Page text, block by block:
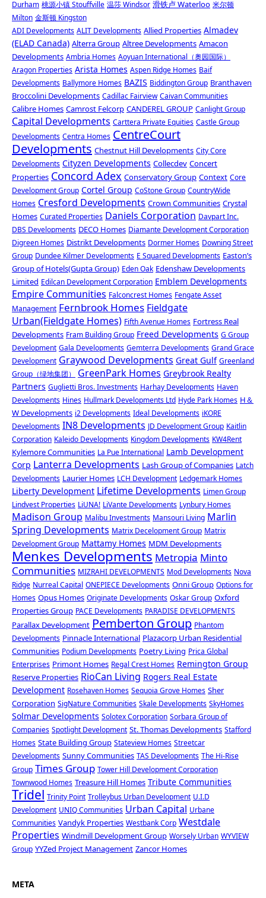
Durham 桃源小镇 Stouffville 温莎 Windsor 滑铁卢 Waterloo 米尔顿
Milton 金斯顿 Kingston
ADI Developments ALIT Developments Allied Properties Almadev
(ELAD Canada) Alterra Group Altree Developments Amacon
Developments Ambria Homes Aoyuan International（奥园国际）
Aragon Properties Arista Homes Aspen Ridge Homes Baif
Developments Ballymore Homes BAZIS Biddington Group Branthaven
Broccolini Developments Cadillac Fairview Caivan Communities
Calibre Homes Camrost Felcorp CANDEREL GROUP Canlight Group
Capital Developments Carttera Private Equities Castle Group
Developments Centra Homes CentreCourt
Developments Chestnut Hill Developments City Core
Developments Cityzen Developments Collecdev Concert
Properties Concord Adex Conservatory Group Context Core
Development Group Cortel Group CoStone Group CountryWide
Homes Cresford Developments Crown Communities Crystal
Homes Curated Properties Daniels Corporation Davpart Inc.
DBS Developments DECO Homes Diamante Development Corporation
Digreen Homes Distrikt Developments Dormer Homes Downing Street
Group Dundee Kilmer Developments E Squared Developments Easton’s
Group of Hotels(Gupta Group) Eden Oak Edenshaw Developments
Limited Edilcan Development Corporation Emblem Developments
Empire Communities Falconcrest Homes Fengate Asset
Management Fernbrook Homes Fieldgate
Urban(Fieldgate Homes) Fifth Avenue Homes Fortress Real
Developments Fram Building Group Freed Developments G Group
Development Gala Developments Gemterra Developments Grand Grace
Development Graywood Developments Great Gulf Greenland
Group（绿地集团）
GreenPark Homes Greybrook Realty
Partners Guglietti Bros. Investments Harhay Developments Haven
Developments Hines Hullmark Developments Ltd Hyde Park Homes H＆
W Developments i2 Developments Ideal Developments iKORE
Developments IN8 Developments JD Development Group Kaitlin
Corporation Kaleido Developments Kingdom Developments KW4Rent
Kylemore Communities La Pue International Lamb Development
Corp Lanterra Developments Lash Group of Companies Latch
Developments Laurier Homes LCH Development Ledgemark Homes
Liberty Development Lifetime Developments Limen Group
Lindvest Properties LiUNA! LiVante Developments Lynbury Homes
Madison Group Malibu Investments Mansouri Living Marlin
Spring Developments Matrix Decelopment Group Matrix
Development Group Mattamy Homes MDM Developments
Menkes Developments Metropia Minto
Communities MIZRAHI DEVELOPMENTS Mod Developments Nova
Ridge Nurreal Capital ONEPIECE Developments Onni Group Options for
Homes Opus Homes Originate Developments Oskar Group Oxford
Properties Group PACE Developments PARADISE DEVELOPMENTS
Parallax Development Pemberton Group Phantom
Developments Pinnacle International Plazacorp Urban Residential
Communities Podium Developments Poetry Living Prica Global
Enterprises Primont Homes Regal Crest Homes Remington Group
Reserve Properties RioCan Living Rogers Real Estate
Development Rosehaven Homes Sequoia Grove Homes Sher
Corporation SigNature Communities Skale Developments SkyHomes
Solmar Developments Solotex Corporation Sorbara Group of
Companies Spotlight Development St. Thomas Developments Stafford
Homes State Building Group Stateview Homes Streetcar
Developments Sunny Communities TAS Developments The Hi-Rise
Group Times Group Tower Hill Development Corporation
Townwood Homes Treasure Hill Homes Tribute Communities
Tridel Trinity Point Trolleybus Urban Development U.I.D
Development UNIQ Communities Urban Capital Urbane
Communities Vandyk Properties Westbank Corp Westdale
Properties Windmill Development Group Worsely Urban WYVIEW
Group YYZed Project Management Zancor Homes
META